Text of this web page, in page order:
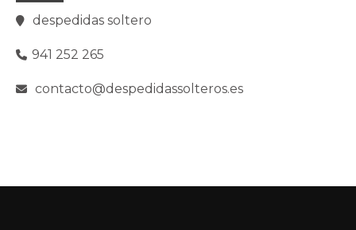
despedidas soltero
941 252 265
contacto@despedidassolteros.es